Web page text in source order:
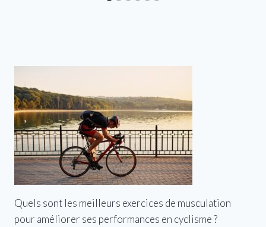
Quels sont les meilleurs exercices de musculation
pour améliorer ses performances en cyclisme ?